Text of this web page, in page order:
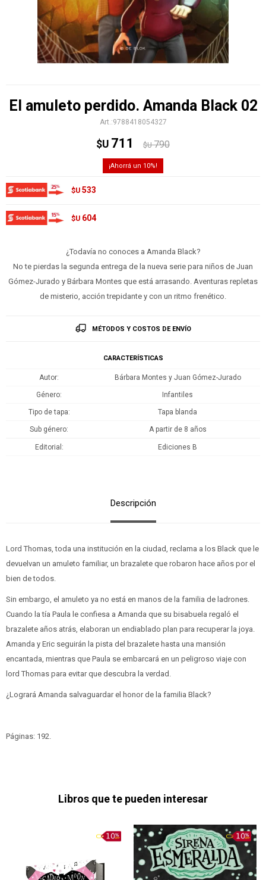
El amuleto perdido. Amanda Black 02
9788418054327
$U 711 $U 790
10
$U 533
$U 604
¿Todavía no conoces a Amanda Black?
No te pierdas la segunda entrega de la nueva serie para niños de Juan
Gómez-Jurado y Bárbara Montes que está arrasando. Aventuras repletas
de misterio, acción trepidante y con un ritmo frenético.
MÉTODOS Y COSTOS DE ENVÍO
CARACTERÍSTICAS
Autor Bárbara Montes y Juan Gómez-Jurado
Género Infantiles
Tipo de tapa Tapa blanda
Sub género A partir de 8 años
Editorial Ediciones B
Descripción
Lord Thomas, toda una institución en la ciudad, reclama a los Black que le
devuelvan un amuleto familiar, un brazalete que robaron hace años por el
bien de todos.
Sin embargo, el amuleto ya no está en manos de la familia de ladrones.
Cuando la tía Paula le confiesa a Amanda que su bisabuela regaló el
brazalete años atrás, elaboran un endiablado plan para recuperar la joya.
Amanda y Eric seguirán la pista del brazalete hasta una mansión
encantada, mientras que Paula se embarcará en un peligroso viaje con
lord Thomas para evitar que descubra la verdad.
¿Logrará Amanda salvaguardar el honor de la familia Black?
Páginas: 192.
Libros que te pueden interesar